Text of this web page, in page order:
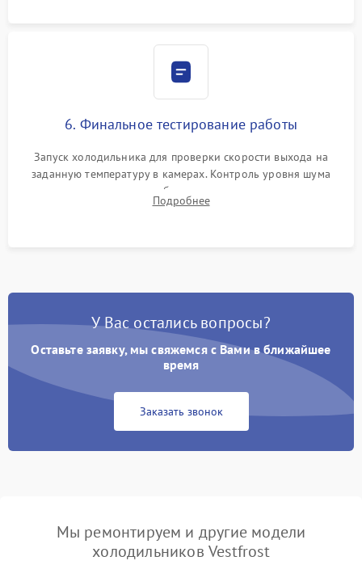
6. Финальное тестирование работы
Запуск холодильника для проверки скорости выхода на
заданную температуру в камерах. Контроль уровня шума
компрессора, отсутствия обмерзания стенок и корректного
срабатывания системы автоматической оттайки.
Подробнее
У Вас остались вопросы?
Оставьте заявку, мы свяжемся с Вами в ближайшее
время
Заказать звонок
Мы ремонтируем и другие модели
холодильников Vestfrost